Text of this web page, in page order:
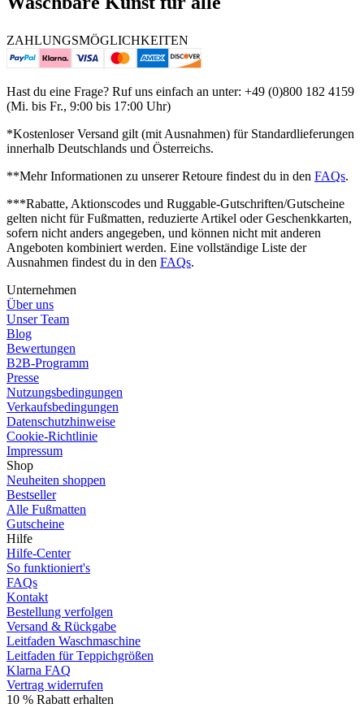
ZAHLUNGSMÖGLICHKEITEN
Hast du eine Frage? Ruf uns einfach an unter: +49 (0)800 182 4159
(Mi. bis Fr., 9:00 bis 17:00 Uhr)
*Kostenloser Versand gilt (mit Ausnahmen) für Standardlieferungen
innerhalb Deutschlands und Österreichs.
**Mehr Informationen zu unserer Retoure findest du in den FAQs.
***Rabatte, Aktionscodes und Ruggable-Gutschriften/Gutscheine
gelten nicht für Fußmatten, reduzierte Artikel oder Geschenkkarten,
sofern nicht anders angegeben, und können nicht mit anderen
Angeboten kombiniert werden. Eine vollständige Liste der
Ausnahmen findest du in den FAQs.
Unternehmen
Über uns
Unser Team
Blog
Bewertungen
B2B-Programm
Presse
Nutzungsbedingungen
Verkaufsbedingungen
Datenschutzhinweise
Cookie-Richtlinie
Impressum
Shop
Neuheiten shoppen
Bestseller
Alle Fußmatten
Gutscheine
Hilfe
Hilfe-Center
So funktioniert's
FAQs
Kontakt
Bestellung verfolgen
Versand & Rückgabe
Leitfaden Waschmaschine
Leitfaden für Teppichgrößen
Klarna FAQ
Vertrag widerrufen
10 % Rabatt erhalten